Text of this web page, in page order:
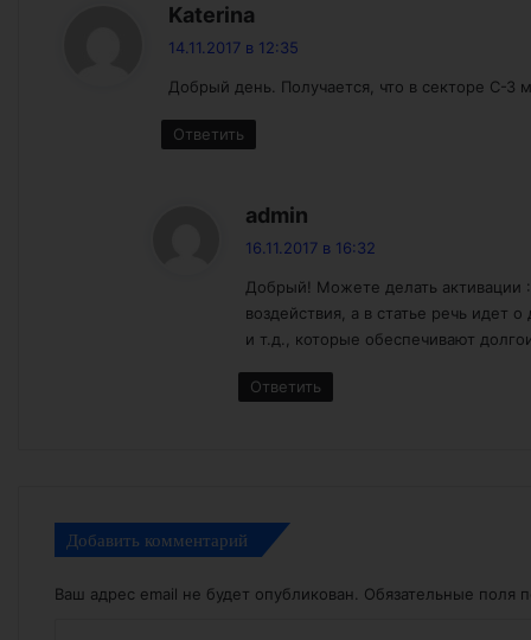
Katerina
14.11.2017 в 12:35
Добрый день. Получается, что в секторе С-З
Ответить
admin
16.11.2017 в 16:32
Добрый! Можете делать активации
воздействия, а в статье речь идет
и т.д., которые обеспечивают
Ответить
Добавить комментарий
Ваш адрес email не будет опубликован. Обязательные поля